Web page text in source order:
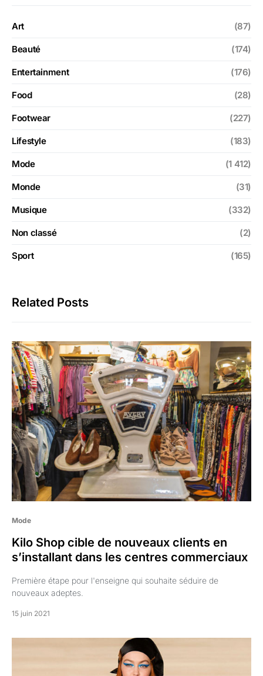
Art (87)
Beauté (174)
Entertainment (176)
Food (28)
Footwear (227)
Lifestyle (183)
Mode (1 412)
Monde (31)
Musique (332)
Non classé (2)
Sport (165)
Related Posts
Mode
Kilo Shop cible de nouveaux clients en
s’installant dans les centres commerciaux
Première étape pour l'enseigne qui souhaite séduire de
nouveaux adeptes.
15 juin 2021